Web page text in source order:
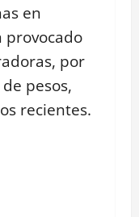
en
por
pesos,
recientes.